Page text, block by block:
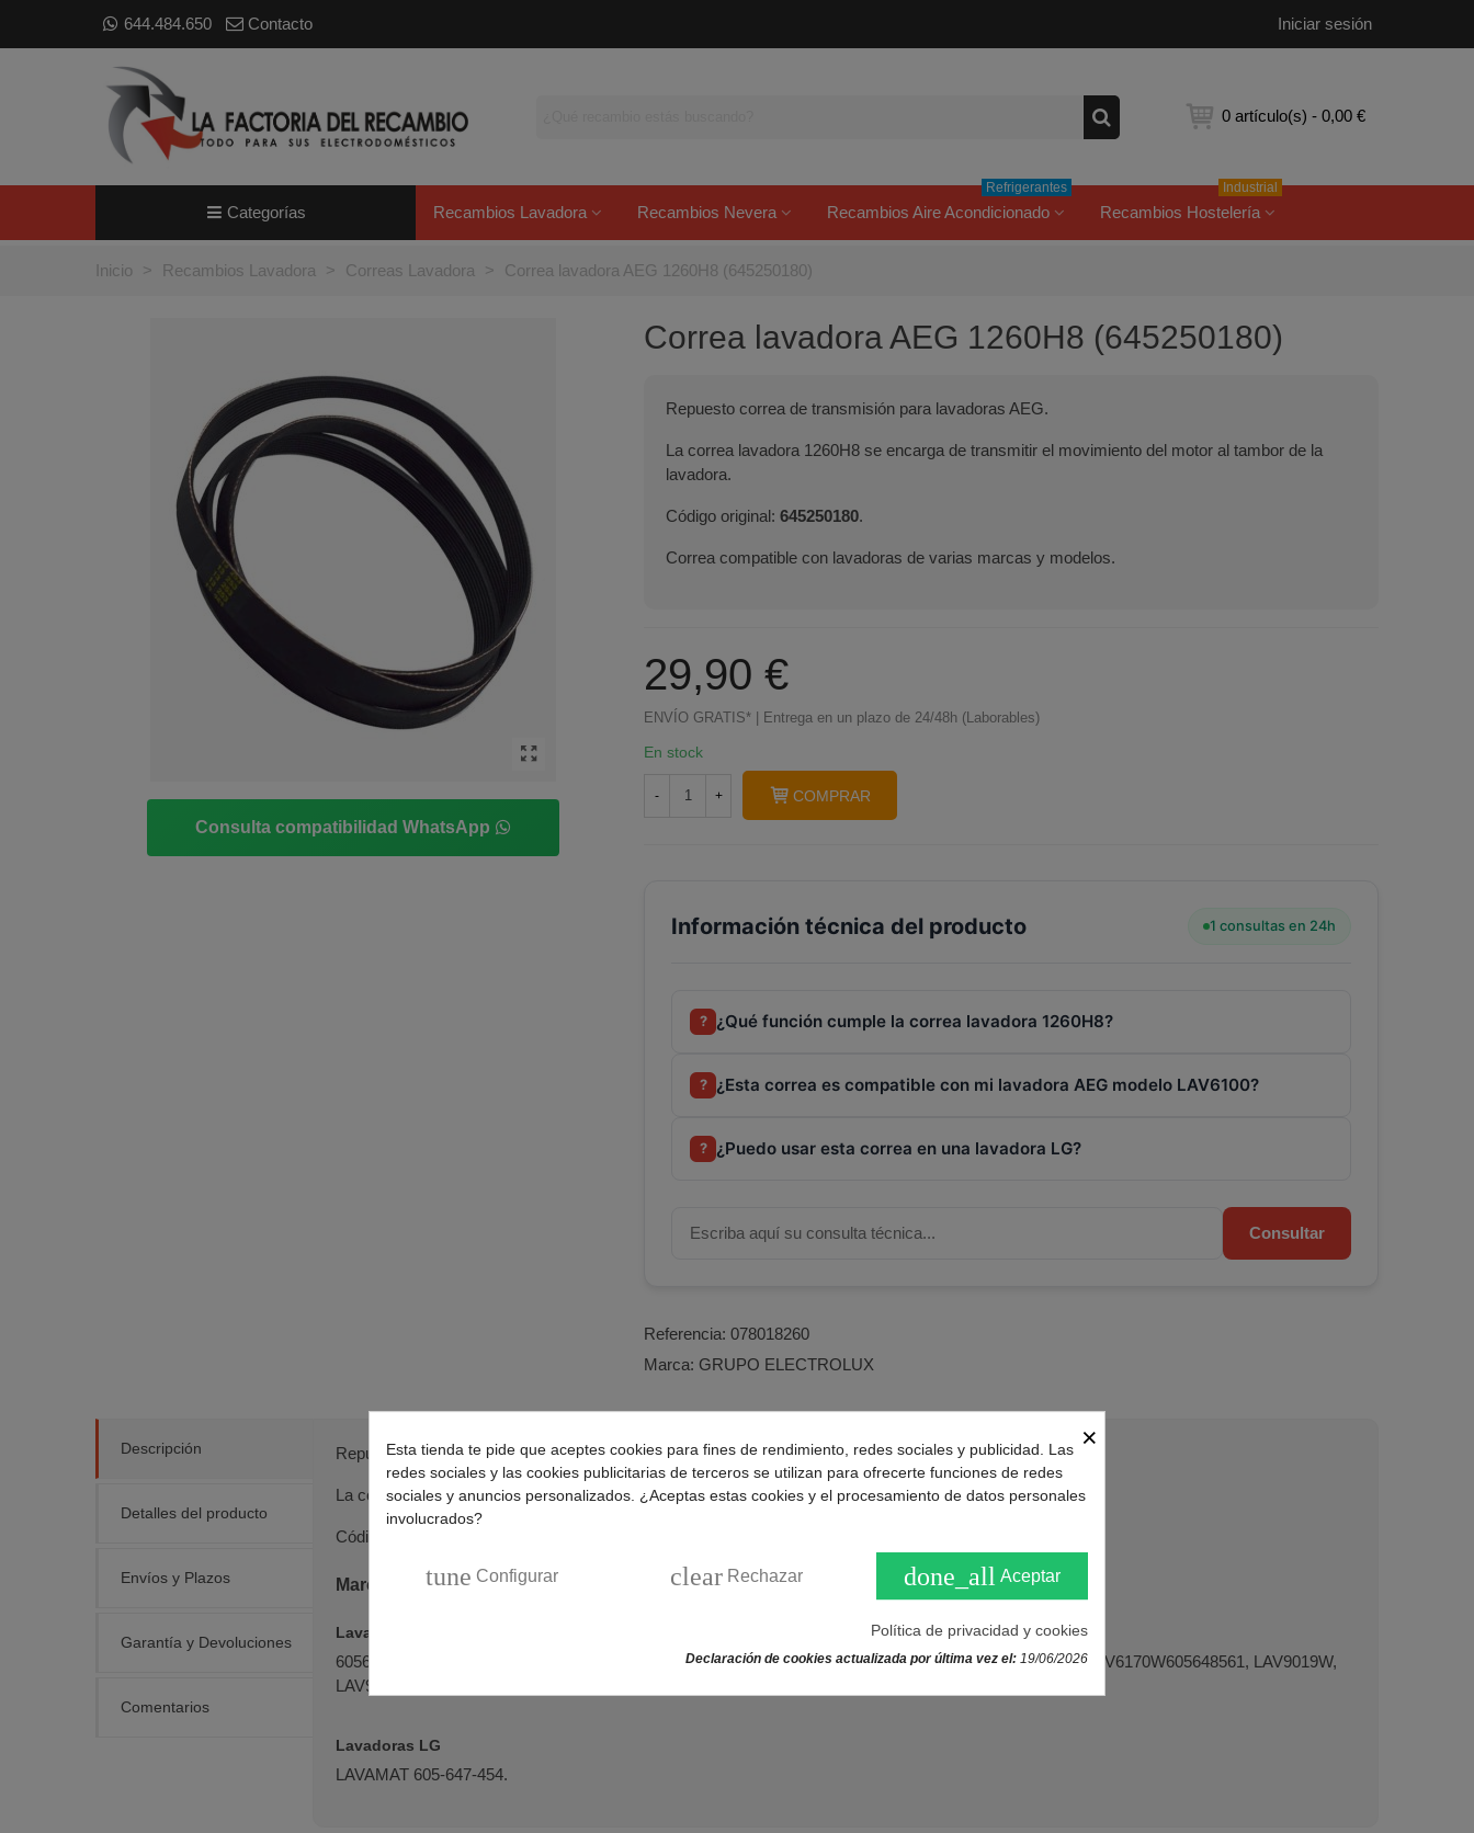
644.484.650 Contacto Iniciar sesión
0 artículo(s) - 0,00 €
Categorías Recambios Lavadora Recambios Nevera Recambios Aire Acondicionado
Refrigerantes
Recambios Hostelería
Industrial
Inicio > Recambios Lavadora > Correas Lavadora > Correa lavadora AEG 1260H8 (645250180)
Consulta compatibilidad WhatsApp
Correa lavadora AEG 1260H8 (645250180)
Repuesto correa de transmisión para lavadoras AEG.
La correa lavadora 1260H8 se encarga de transmitir el movimiento del motor al tambor de la
lavadora.
Código original: 645250180.
Correa compatible con lavadoras de varias marcas y modelos.
29,90 €
ENVÍO GRATIS* | Entrega en un plazo de 24/48h (Laborables)
En stock
- + COMPRAR
Información técnica del producto 1 consultas en 24h
? ¿Qué función cumple la correa lavadora 1260H8?
? ¿Esta correa es compatible con mi lavadora AEG modelo LAV6100?
? ¿Puedo usar esta correa en una lavadora LG?
Consultar
Referencia: 078018260
Marca: GRUPO ELECTROLUX
Descripción
Detalles del producto
Envíos y Plazos
Garantía y Devoluciones
Comentarios
Repuesto correa de transmisión para lavadoras AEG.
La correa lavadora 1260H8 se encarga de transmitir el movimiento del motor al tambor de la lavadora.
Código original:
Marcas y modelos de lavadoras compatibles:
Lavadoras AEG
605648070LAV6100W, 605648561LAV6170W, LAV6100, LAV6100W, LAV6100W605648070, LAV6170W, LAV6170W605648561, LAV9019W,
LAV905W, LAVAMAT 605-647-454, LAVAMAT 615, OKO LAVAMAT.
Lavadoras LG
LAVAMAT 605-647-454.
×
Esta tienda te pide que aceptes cookies para fines de rendimiento, redes sociales y publicidad. Las
redes sociales y las cookies publicitarias de terceros se utilizan para ofrecerte funciones de redes
sociales y anuncios personalizados. ¿Aceptas estas cookies y el procesamiento de datos personales
involucrados?
tune Configurar clear Rechazar done_all Aceptar
Política de privacidad y cookies
Declaración de cookies actualizada por última vez el: 19/06/2026